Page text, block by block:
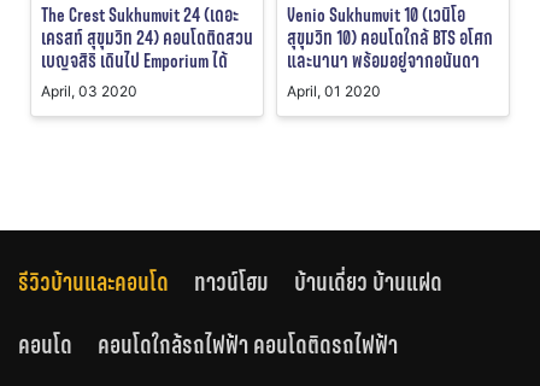
The Crest Sukhumvit 24 (เดอะ
เครสท์ สุขุมวิท 24) คอนโดติดสวน
เบญจสิริ เดินไป Emporium ได้
April, 03 2020
Venio Sukhumvit 10 (เวนิโอ
สุขุมวิท 10) คอนโดใกล้ BTS อโศก
และนานา พร้อมอยู่จากอนันดา
April, 01 2020
รีวิวบ้านและคอนโด ทาวน์โฮม
บ้านเดี่ยว บ้านแฝด
คอนโด
คอนโดใกล้รถไฟฟ้า คอนโดติดรถไฟฟ้า